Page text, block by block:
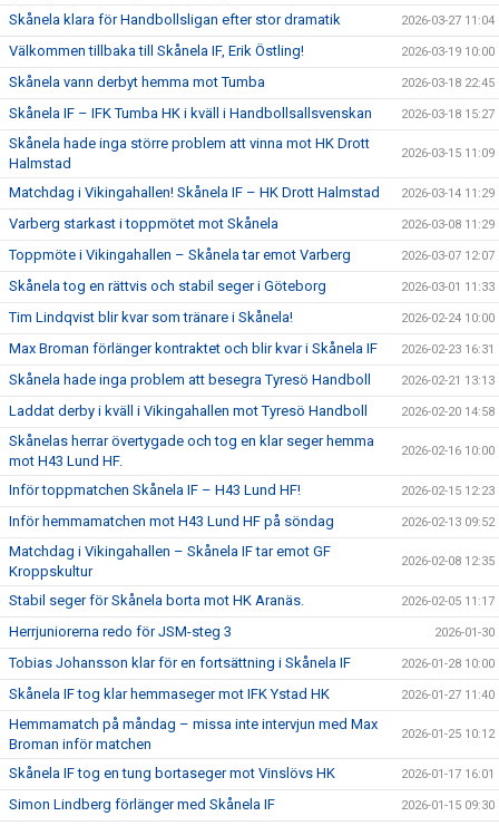
Skånela klara för Handbollsligan efter stor dramatik 2026-03-27 11:04
Välkommen tillbaka till Skånela IF, Erik Östling! 2026-03-19 10:00
Skånela vann derbyt hemma mot Tumba 2026-03-18 22:45
Skånela IF – IFK Tumba HK i kväll i Handbollsallsvenskan 2026-03-18 15:27
Skånela hade inga större problem att vinna mot HK Drott
Halmstad
2026-03-15 11:09
Matchdag i Vikingahallen! Skånela IF – HK Drott Halmstad 2026-03-14 11:29
Varberg starkast i toppmötet mot Skånela 2026-03-08 11:29
Toppmöte i Vikingahallen – Skånela tar emot Varberg 2026-03-07 12:07
Skånela tog en rättvis och stabil seger i Göteborg 2026-03-01 11:33
Tim Lindqvist blir kvar som tränare i Skånela! 2026-02-24 10:00
Max Broman förlänger kontraktet och blir kvar i Skånela IF 2026-02-23 16:31
Skånela hade inga problem att besegra Tyresö Handboll 2026-02-21 13:13
Laddat derby i kväll i Vikingahallen mot Tyresö Handboll 2026-02-20 14:58
Skånelas herrar övertygade och tog en klar seger hemma
mot H43 Lund HF.
2026-02-16 10:00
Inför toppmatchen Skånela IF – H43 Lund HF! 2026-02-15 12:23
Inför hemmamatchen mot H43 Lund HF på söndag 2026-02-13 09:52
Matchdag i Vikingahallen – Skånela IF tar emot GF
Kroppskultur
2026-02-08 12:35
Stabil seger för Skånela borta mot HK Aranäs. 2026-02-05 11:17
Herrjuniorerna redo för JSM-steg 3 2026-01-30
Tobias Johansson klar för en fortsättning i Skånela IF 2026-01-28 10:00
Skånela IF tog klar hemmaseger mot IFK Ystad HK 2026-01-27 11:40
Hemmamatch på måndag – missa inte intervjun med Max
Broman inför matchen
2026-01-25 10:12
Skånela IF tog en tung bortaseger mot Vinslövs HK 2026-01-17 16:01
Simon Lindberg förlänger med Skånela IF 2026-01-15 09:30